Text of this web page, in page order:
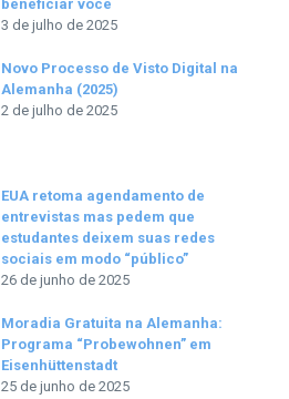
beneficiar você
3 de julho de 2025
Novo Processo de Visto Digital na
Alemanha (2025)
2 de julho de 2025
EUA retoma agendamento de
entrevistas mas pedem que
estudantes deixem suas redes
sociais em modo “público”
26 de junho de 2025
Moradia Gratuita na Alemanha:
Programa “Probewohnen” em
Eisenhüttenstadt
25 de junho de 2025